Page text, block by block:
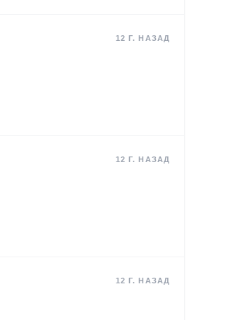
12 Г. НАЗАД
12 Г. НАЗАД
12 Г. НАЗАД